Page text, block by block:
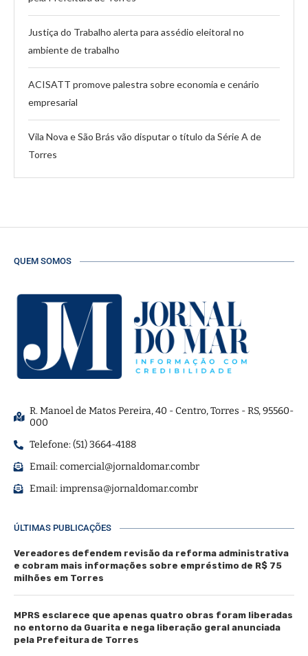
Justiça do Trabalho alerta para assédio eleitoral no
ambiente de trabalho
ACISATT promove palestra sobre economia e cenário
empresarial
Vila Nova e São Brás vão disputar o título da Série A de
Torres
QUEM SOMOS
R. Manoel de Matos Pereira, 40 - Centro, Torres - RS, 95560-
000
Telefone: (51) 3664-4188
Email:comercial@jornaldomar.combr
Email:imprensa@jornaldomar.combr
ÚLTIMAS PUBLICAÇÕES
Vereadores defendem revisão da reforma administrativa
e cobram mais informações sobre empréstimo de R$ 75
milhões em Torres
MPRS esclarece que apenas quatro obras foram liberadas
no entorno da Guarita e nega liberação geral anunciada
pela Prefeitura de Torres